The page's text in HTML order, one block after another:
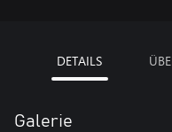
DETAILS
Galerie